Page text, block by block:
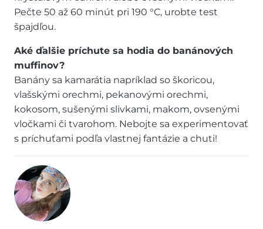
Pečte 50 až 60 minút pri 190 °C, urobte test
špajdľou.
Aké ďalšie príchute sa hodia do banánových
muffinov?
Banány sa kamarátia napríklad so škoricou,
vlašskými orechmi, pekanovými orechmi,
kokosom, sušenými slivkami, makom, ovsenými
vločkami či tvarohom. Nebojte sa experimentovať
s príchuťami podľa vlastnej fantázie a chuti!